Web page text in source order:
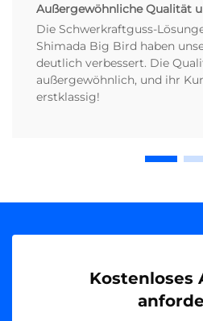
Außergewöhnliche Qualität
Die Schwerkraftguss-
Shimada Big Bird haben
deutlich verbessert. Die
außergewöhnlich, und ihr
erstklassig!
Kostenloses